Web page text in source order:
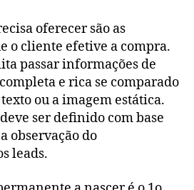
oferecer são as
o cliente efetive a compra.
passar informações de
e rica se comparado
ou a imagem estática.
ser definido com base
observação do
leads.